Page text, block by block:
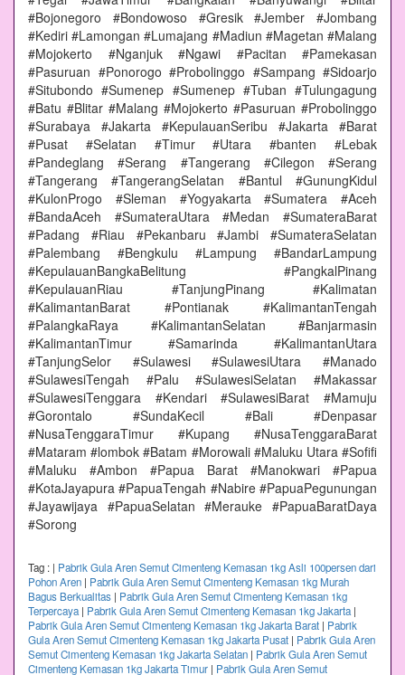
#Bojonegoro #Bondowoso #Gresik #Jember #Jombang
#Kediri #Lamongan #Lumajang #Madiun #Magetan #Malang
#Mojokerto #Nganjuk #Ngawi #Pacitan #Pamekasan
#Pasuruan #Ponorogo #Probolinggo #Sampang #Sidoarjo
#Situbondo #Sumenep #Sumenep #Tuban #Tulungagung
#Batu #Blitar #Malang #Mojokerto #Pasuruan #Probolinggo
#Surabaya #Jakarta #KepulauanSeribu #Jakarta #Barat
#Pusat #Selatan #Timur #Utara #banten #Lebak
#Pandeglang #Serang #Tangerang #Cilegon #Serang
#Tangerang #TangerangSelatan #Bantul #GunungKidul
#KulonProgo #Sleman #Yogyakarta #Sumatera #Aceh
#BandaAceh #SumateraUtara #Medan #SumateraBarat
#Padang #Riau #Pekanbaru #Jambi #SumateraSelatan
#Palembang #Bengkulu #Lampung #BandarLampung
#KepulauanBangkaBelitung #PangkalPinang
#KepulauanRiau #TanjungPinang #Kalimatan
#KalimantanBarat #Pontianak #KalimantanTengah
#PalangkaRaya #KalimantanSelatan #Banjarmasin
#KalimantanTimur #Samarinda #KalimantanUtara
#TanjungSelor #Sulawesi #SulawesiUtara #Manado
#SulawesiTengah #Palu #SulawesiSelatan #Makassar
#SulawesiTenggara #Kendari #SulawesiBarat #Mamuju
#Gorontalo #SundaKecil #Bali #Denpasar
#NusaTenggaraTimur #Kupang #NusaTenggaraBarat
#Mataram #lombok #Batam #Morowali #Maluku Utara #Sofifi
#Maluku #Ambon #Papua Barat #Manokwari #Papua
#KotaJayapura #PapuaTengah #Nabire #PapuaPegunungan
#Jayawijaya #PapuaSelatan #Merauke #PapuaBaratDaya
#Sorong
Tag : | Pabrik Gula Aren Semut Cimenteng Kemasan 1kg Asli 100persen dari
Pohon Aren | Pabrik Gula Aren Semut Cimenteng Kemasan 1kg Murah
Bagus Berkualitas | Pabrik Gula Aren Semut Cimenteng Kemasan 1kg
Terpercaya | Pabrik Gula Aren Semut Cimenteng Kemasan 1kg Jakarta |
Pabrik Gula Aren Semut Cimenteng Kemasan 1kg Jakarta Barat | Pabrik
Gula Aren Semut Cimenteng Kemasan 1kg Jakarta Pusat | Pabrik Gula Aren
Semut Cimenteng Kemasan 1kg Jakarta Selatan | Pabrik Gula Aren Semut
Cimenteng Kemasan 1kg Jakarta Timur | Pabrik Gula Aren Semut